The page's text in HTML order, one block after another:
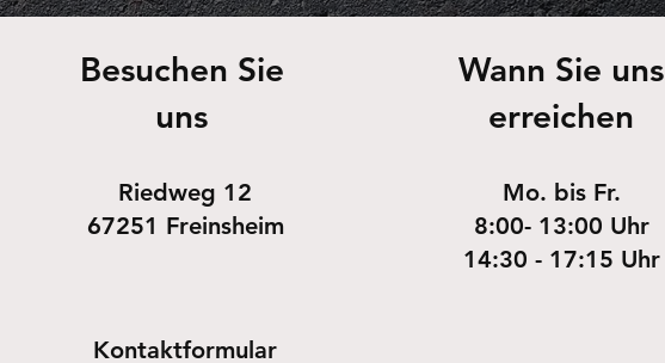
Besuchen Sie
uns
Riedweg 12
67251 Freinsheim
Wann Sie uns
erreichen
Mo. bis Fr.
8:00- 13:00 Uhr
14:30 - 17:15 Uhr
Kontaktformular